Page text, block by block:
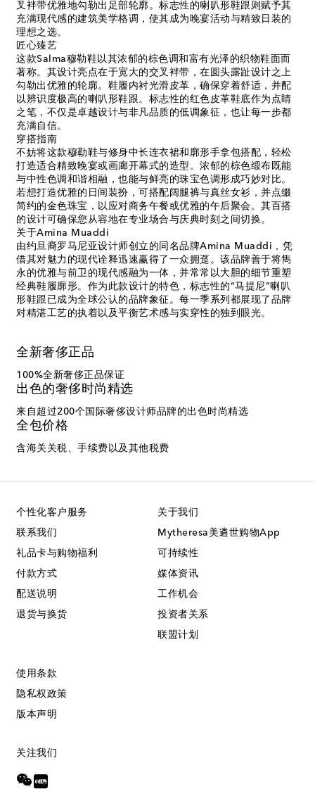
叉袢带优雅地勾勒出足部轮廓。标志性的喇叭形鞋跟则赋予其
充满现代感的建筑美学格调，使其成为晚宴活动与精致日装的
理想之选。
匠心臻艺
这款Salma穆勒鞋以其浓郁的棕色调和富有光泽的织物鞋面而
著称。其设计亮点在于宽大的交叉袢带，在圆头露趾设计之上
勾勒出优雅的轮廓。鞋履内衬光滑皮革，确保穿着舒适，并配
以辨识度极高的喇叭形鞋跟。标志性的红色皮革鞋底作为点睛
之笔，不仅是卓越设计与非凡品质的低调象征，也让每一步都
充满自信。
穿搭指南
不妨将这款穆勒鞋与修身中长连衣裙和廓形手拿包搭配，轻松
打造适合精致晚宴或画廊开幕式的造型。浓郁的棕色缎布既能
与中性色调和谐相融，也能与鲜亮的珠宝色调形成巧妙对比。
若想打造优雅的日间装扮，可搭配阔腿裤与真丝女衫，并点缀
简约的金色珠宝，以应对商务午餐或优雅的午后聚会。其百搭
的设计可确保您从容地在专业场合与庆典时刻之间切换。
关于Amina Muaddi
由约旦裔罗马尼亚设计师创立的同名品牌Amina Muaddi，凭
借其对魅力的现代诠释迅速赢得了一众拥趸。该品牌善于将雋
永的优雅与前卫的现代感融为一体，并常常以大胆的细节重塑
经典鞋履廓形。作为此款设计的特色，标志性的“马提尼”喇叭
形鞋跟已成为全球公认的品牌象征。每一季系列都展现了品牌
对精湛工艺的执着以及平衡艺术感与实穿性的独到眼光。
全新奢侈正品
100%全新奢侈正品保证
出色的奢侈时尚精选
来自超过200个国际奢侈设计师品牌的出色时尚精选
全包价格
含海关关税、手续费以及其他税费
个性化客户服务
联系我们
礼品卡与购物福利
付款方式
配送说明
退货与换货
关于我们
Mytheresa美遴世购物App
可持续性
媒体资讯
工作机会
投资者关系
联盟计划
使用条款
隐私权政策
版本声明
关注我们